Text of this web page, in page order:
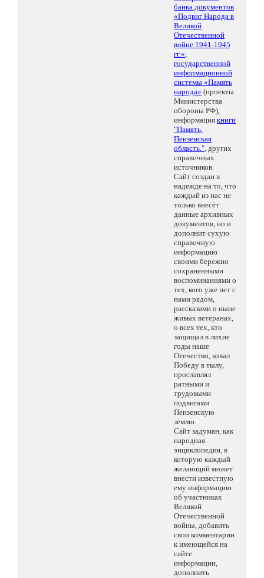
банка документов
«Подвиг Народа в
Великой
Отечественной
войне 1941-1945
гг.»,
государственной
информационной
системы «Память
народа» (проекты
Министерства
обороны РФ),
информация книги
"Память.
Пензенская
область.", других
справочных
источников.
Сайт создан в
надежде на то, что
каждый из нас не
только внесёт
данные архивных
документов, но и
дополнит сухую
справочную
информацию
своими бережно
сохраненными
воспоминаниями о
тех, кого уже нет с
нами рядом,
рассказами о ныне
живых ветеранах,
о всех тех, кто
защищал в лихие
годы наше
Отечество, ковал
Победу в тылу,
прославлял
ратными и
трудовыми
подвигами
Пензенскую
землю.
Сайт задуман, как
народная
энциклопедия, в
которую каждый
желающий может
внести известную
ему информацию
об участниках
Великой
Отечественной
войны, добавить
свои комментарии
к имеющейся на
сайте
информации,
дополнить